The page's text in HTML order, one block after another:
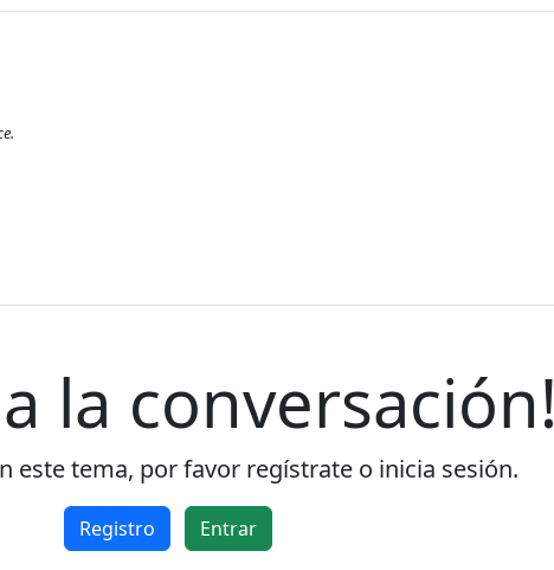
la conversación!
este tema, por favor regístrate o inicia sesión.
Registro Entrar
mejor experiencia en nuestro
foro sin publicidad.
Aceptar las cookies e ir al registro